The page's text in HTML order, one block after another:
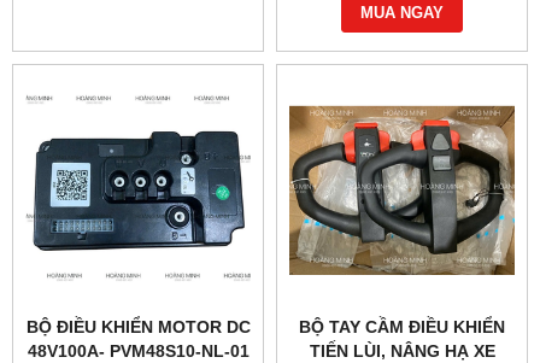
MUA NGAY
BỘ ĐIỀU KHIỂN MOTOR DC
48V100A- PVM48S10-NL-01
BỘ TAY CẦM ĐIỀU KHIỂN
TIẾN LÙI, NÂNG HẠ XE